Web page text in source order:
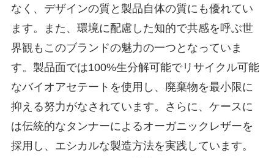
なく、デザインの質と製品自体の質にも優れてい
ます。また、環境に配慮した知的で共感を呼ぶ世
界観もこのブランドの魅力の一つとなっていま
す。製品面では100%生分解可能でリサイクル可能
なバイオアセテートを使用し、廃棄物を最小限に
抑える努力がなされています。さらに、ケースに
は伝統的なタンナーによるオーガニックレザーを
採用し、エシカルな製造方法を実践しています。